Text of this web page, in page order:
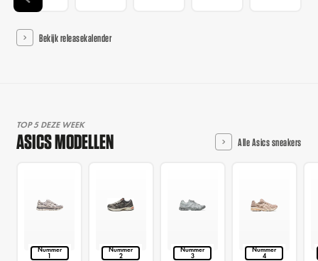
Bekijk releasekalender
TOP 5 DEZE WEEK
ASICS MODELLEN Alle Asics sneakers
Nummer
1
Nummer
2
Nummer
3
Nummer
4